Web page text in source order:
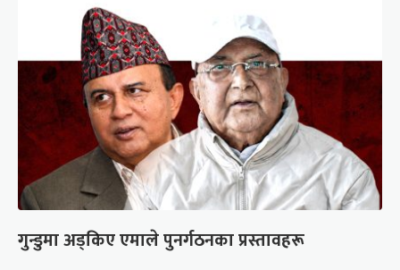
गुन्डुमा अड्किए एमाले पुनर्गठनका प्रस्तावहरू